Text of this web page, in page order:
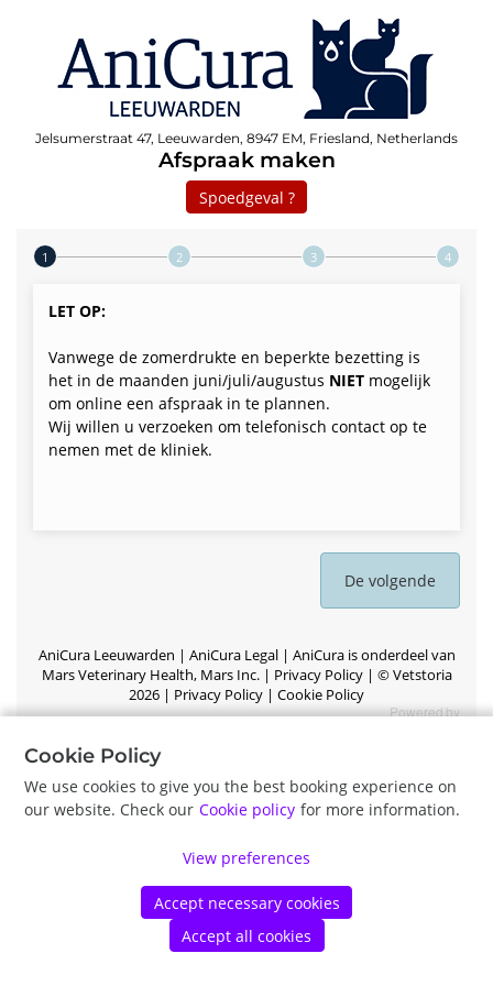
Jelsumerstraat 47, Leeuwarden, 8947 EM, Friesland, Netherlands
Afspraak maken
Spoedgeval ?
Step 1 of 4
LET OP:
Vanwege de zomerdrukte en beperkte bezetting is
het in de maanden juni/juli/augustus NIET mogelijk
om online een afspraak in te plannen.
Wij willen u verzoeken om telefonisch contact op te
nemen met de kliniek.
De volgende
AniCura Leeuwarden | AniCura Legal | AniCura is onderdeel van
Mars Veterinary Health, Mars Inc.| Privacy Policy| ©Vetstoria
2026 | Privacy Policy | Cookie Policy
Cookie Policy
We use cookies to give you the best booking experience on
our website. Check our Cookie policy for more information.
View preferences
Accept necessary cookies
Accept all cookies